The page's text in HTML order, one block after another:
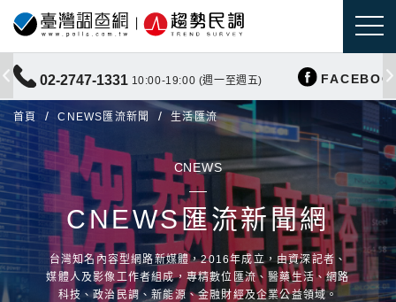
02-2747-1331 10:00-19:00 (週一至週五)
首頁 CNEWS匯流新聞 生活匯流
CNEWS
CNEWS匯流新聞網
台灣知名內容型網路新媒體，2016年成立，由資深記者、
媒體人及影像工作者組成，專精數位匯流、醫藥生活、網路
科技、政治民調、新能源、金融財經及企業公益領域。